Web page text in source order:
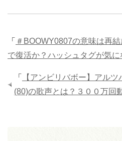
「 ＃BOOWY0807の意味は再
で復活か？ハッシュタグが気に
「
【アンビリバボー】アル
(80)の歌声とは？３００万回